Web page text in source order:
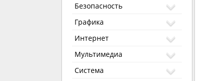
Безопасность
Графика
Интернет
Мультимедиа
Система